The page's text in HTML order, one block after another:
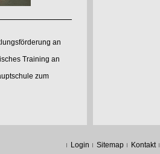
an
Training an
zum
Login Sitemap Kontakt